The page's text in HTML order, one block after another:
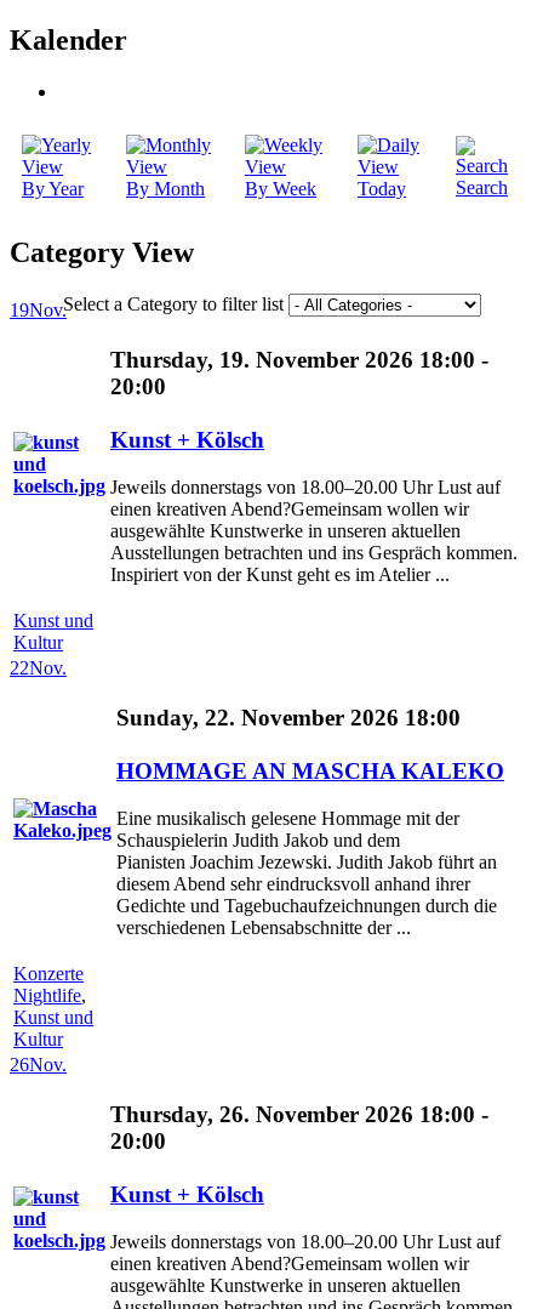
Kalender
By Year By Month By Week Today Search
Category View
Select a Category to filter list
19Nov.
Thursday, 19. November 2026 18:00 -
20:00
Kunst + Kölsch
Jeweils donnerstags von 18.00–20.00 Uhr Lust auf
einen kreativen Abend?Gemeinsam wollen wir
ausgewählte Kunstwerke in unseren aktuellen
Ausstellungen betrachten und ins Gespräch kommen.
Inspiriert von der Kunst geht es im Atelier ...
Kunst und
Kultur
22Nov.
Sunday, 22. November 2026 18:00
HOMMAGE AN MASCHA KALEKO
Eine musikalisch gelesene Hommage mit der
Schauspielerin Judith Jakob und dem
Pianisten Joachim Jezewski. Judith Jakob führt an
diesem Abend sehr eindrucksvoll anhand ihrer
Gedichte und Tagebuchaufzeichnungen durch die
verschiedenen Lebensabschnitte der ...
Konzerte
Nightlife,
Kunst und
Kultur
26Nov.
Thursday, 26. November 2026 18:00 -
20:00
Kunst + Kölsch
Jeweils donnerstags von 18.00–20.00 Uhr Lust auf
einen kreativen Abend?Gemeinsam wollen wir
ausgewählte Kunstwerke in unseren aktuellen